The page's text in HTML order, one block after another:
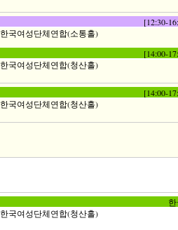
[12:30-
한국여성단체연합(소통홀)
[14:00-
한국여성단체연합(청산홀)
[14:00-
한국여성단체연합(청산홀)
한국여성단체연합(청산홀)